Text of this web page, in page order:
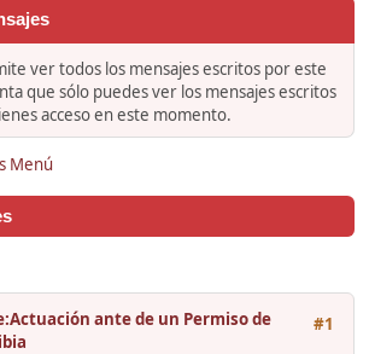
ver todos los mensajes escritos por este
que sólo puedes ver los mensajes escritos
acceso en este momento.
Menú
#1
ante de un Permiso de